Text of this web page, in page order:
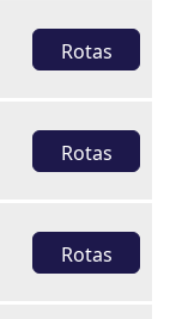
Rotas
Rotas
Rotas